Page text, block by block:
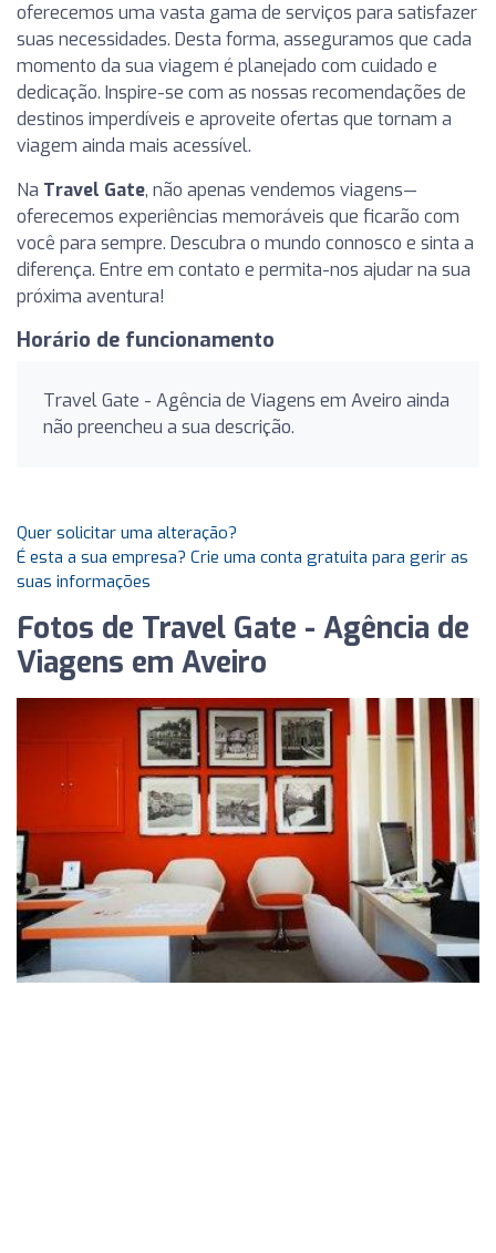
oferecemos uma vasta gama de serviços para satisfazer
suas necessidades. Desta forma, asseguramos que cada
momento da sua viagem é planejado com cuidado e
dedicação. Inspire-se com as nossas recomendações de
destinos imperdíveis e aproveite ofertas que tornam a
viagem ainda mais acessível.
Na Travel Gate, não apenas vendemos viagens—
oferecemos experiências memoráveis que ficarão com
você para sempre. Descubra o mundo connosco e sinta a
diferença. Entre em contato e permita-nos ajudar na sua
próxima aventura!
Horário de funcionamento
Travel Gate - Agência de Viagens em Aveiro ainda
não preencheu a sua descrição.
Quer solicitar uma alteração?
É esta a sua empresa? Crie uma conta gratuita para gerir as
suas informações
Fotos de Travel Gate - Agência de
Viagens em Aveiro